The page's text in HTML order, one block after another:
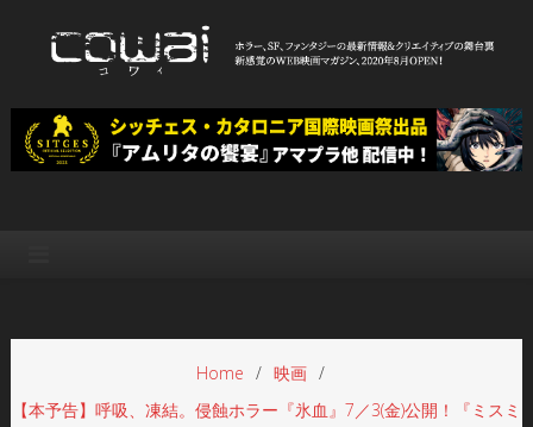
WEB映画マガジン「cowai コ
ワイ」
Home
映画
【本予告】呼吸、凍結。侵蝕ホラー『氷血』7／3(金)公開！『ミスミ